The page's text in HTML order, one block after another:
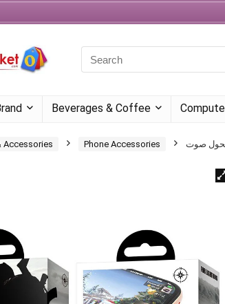
Beverages & Coffee
Accessories Phone Accessories